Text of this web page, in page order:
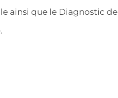
ainsi que le Diagnostic de